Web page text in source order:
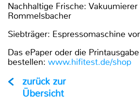
Nachhaltige Frische: Vakuumierer
Rommelsbacher
Siebträger: Espressomaschine
Das ePaper oder die
bestellen: www.hifitest.de/shop
zurück zur
Übersicht